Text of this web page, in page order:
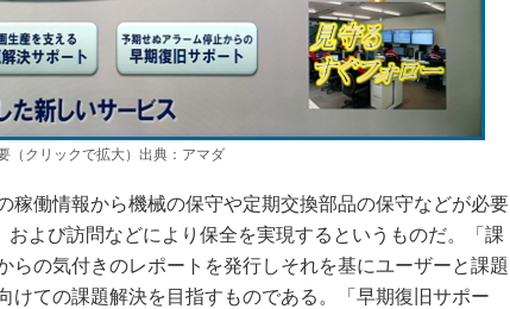
（クリックで拡大）出典：アマダ
働情報から機械の保守や定期交換部品の保守などが必要
および訪問などにより保全を実現するというものだ。「課
らの気付きのレポートを発行しそれを基にユーザーと課題
けての課題解決を目指すものである。「早期復旧サポー